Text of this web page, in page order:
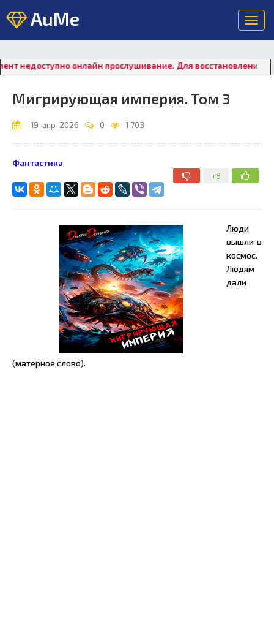
AuMe
онлайн прослушивание. Для восстановления работы
Мигрирующая империя. Том 3
19-апр-2026 0 1 703
+8
Фантастика
Люди
вышли в
космос.
Людям
дали
(матерное слово).